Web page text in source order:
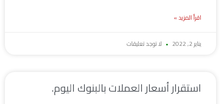
اقرأ المزيد »
يناير 2, 2022 لا توجد تعليقات
استقرار أسعار العملات بالبنوك اليوم.